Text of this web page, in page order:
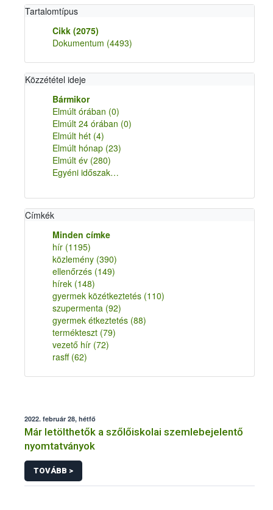
Tartalomtípus
Cikk (2075)
Dokumentum (4493)
Közzététel ideje
Bármikor
Elmúlt órában (0)
Elmúlt 24 órában (0)
Elmúlt hét (4)
Elmúlt hónap (23)
Elmúlt év (280)
Egyéni időszak…
Címkék
Minden címke
hír (1195)
közlemény (390)
ellenőrzés (149)
hírek (148)
gyermek közétkeztetés (110)
szupermenta (92)
gyermek étkeztetés (88)
termékteszt (79)
vezető hír (72)
rasff (62)
2022. február 28, hétfő
Már letölthetők a szőlőiskolai szemlebejelentő
nyomtatványok
TOVÁBB >